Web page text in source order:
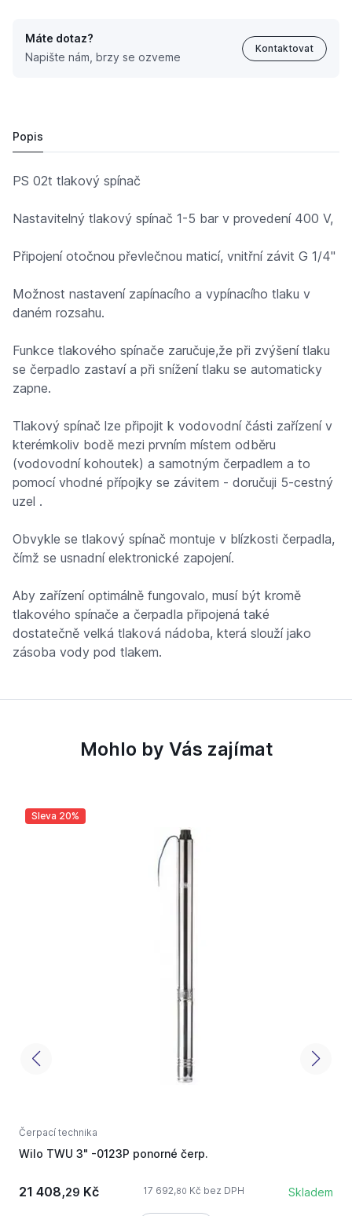
Máte dotaz?
Napište nám, brzy se ozveme
Kontaktovat
Popis
PS 02t tlakový spínač
Nastavitelný tlakový spínač 1-5 bar v provedení 400 V,
Připojení otočnou převlečnou maticí, vnitřní závit G 1/4"
Možnost nastavení zapínacího a vypínacího tlaku v
daném rozsahu.
Funkce tlakového spínače zaručuje,že při zvýšení tlaku
se čerpadlo zastaví a při snížení tlaku se automaticky
zapne.
Tlakový spínač lze připojit k vodovodní části zařízení v
kterémkoliv bodě mezi prvním místem odběru
(vodovodní kohoutek) a samotným čerpadlem a to
pomocí vhodné přípojky se závitem - doručuji 5-cestný
uzel .
Obvykle se tlakový spínač montuje v blízkosti čerpadla,
čímž se usnadní elektronické zapojení.
Aby zařízení optimálně fungovalo, musí být kromě
tlakového spínače a čerpadla připojená také
dostatečně velká tlaková nádoba, která slouží jako
zásoba vody pod tlakem.
Mohlo by Vás zajímat
Sleva 20%
Čerpací technika
Wilo TWU 3" -0123P ponorné čerp.
21 408,29 Kč 17 692,80 Kč bez DPH Skladem